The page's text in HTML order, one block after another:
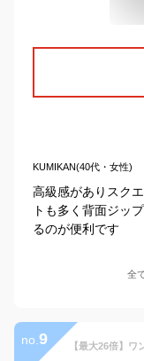
KUMIKAN(40代・女性)
高級感がありスク
トも多く背面ジッ
るのが便利です
全
no. 9